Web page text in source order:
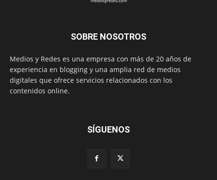
SOBRE NOSOTROS
Medios y Redes es una empresa con más de 20 años de
experiencia en blogging y una amplia red de medios
digitales que ofrece servicios relacionados con los
contenidos online.
SÍGUENOS